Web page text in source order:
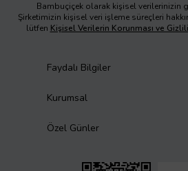
Bambuçiçek olarak kişisel verilerinizin
Şirketimizin kişisel veri işleme süreçleri
lütfen Kişisel Verilerin Korunması ve
Faydalı Bilgiler
Kurumsal
Özel Günler